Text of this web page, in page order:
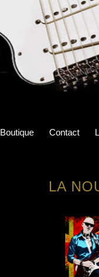
Boutique Contact
LA